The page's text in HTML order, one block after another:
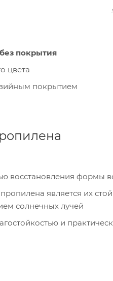
без покрытия
цвета
покрытием
восстановления формы
является их
солнечных лучей
и